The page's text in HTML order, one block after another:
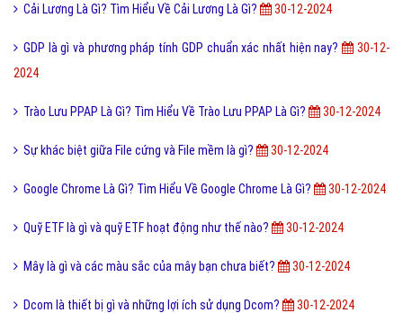
Cải Lương Là Gì? Tìm Hiểu Về Cải Lương Là Gì? 30-12-2024
GDP là gì và phương pháp tính GDP chuẩn xác nhất hiện nay?
30-12-
2024
Trào Lưu PPAP Là Gì? Tìm Hiểu Về Trào Lưu PPAP Là Gì? 30-12-2024
Sự khác biệt giữa File cứng và File mềm là gì? 30-12-2024
Google Chrome Là Gì? Tìm Hiểu Về Google Chrome Là Gì? 30-12-2024
Quỹ ETF là gì và quỹ ETF hoạt động như thế nào? 30-12-2024
Mây là gì và các màu sắc của mây bạn chưa biết? 30-12-2024
Dcom là thiết bị gì và những lợi ích sử dụng Dcom? 30-12-2024